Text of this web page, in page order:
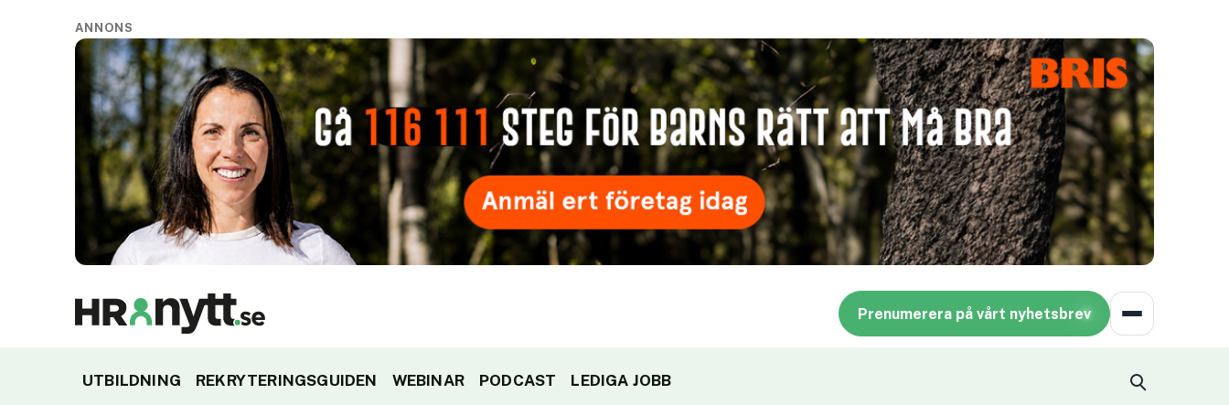
ANNONS
Prenumerera på vårt nyhetsbrev
UTBILDNING REKRYTERINGSGUIDEN WEBINAR PODCAST LEDIGA JOBB